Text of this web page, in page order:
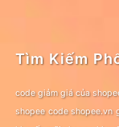
Tìm Kiếm
code giảm giá của
shopee code shopee.vn